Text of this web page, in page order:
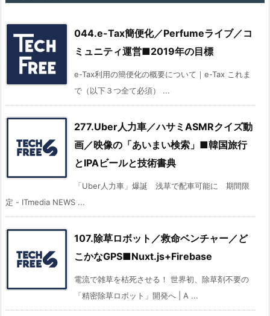
044.e-Tax簡便化／Perfumeライブ／コ
ミュニティ運営■2019年の目標
e-Tax利用の簡便化の概要について｜e-Tax これま
で（以下３つ全て必須） ...
277.Uber人力車／ハサミASMRクイズ動
画／映像の「あいまい検索」■韓国旅行
とIPAビールと技術書典
「Uber人力車」爆誕 浅草で配車可能に 期間限
定 - ITmedia NEWS ...
107.除草ロボット／救命ベンチャー／ど
こかなGPS■Nuxt.js+Firebase
電流で雑草を枯死させる！ 世界初、除草剤不要の
「精密除草ロボット」開発へ | A ...